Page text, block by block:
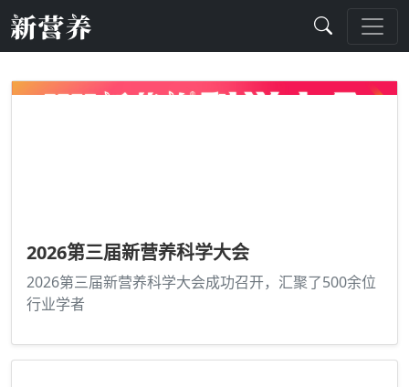
2026第三届新营养科学大会
2026第三届新营养科学大会成功召开，汇聚了500余位
行业学者